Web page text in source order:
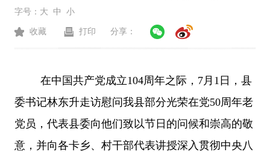
字号： 大 中 小
收藏 打印 分享：
在中国共产党成立104周年之际，7月1日，县
委书记林东升走访慰问我县部分光荣在党50周年老
党员，代表县委向他们致以节日的问候和崇高的敬
意，并向各卡乡、村干部代表讲授深入贯彻中央八